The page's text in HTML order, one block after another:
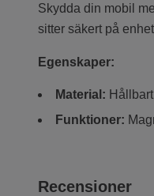
Skydda din mobil
sitter säkert på
Egenskaper:
Material:
Funktioner:
Recensioner